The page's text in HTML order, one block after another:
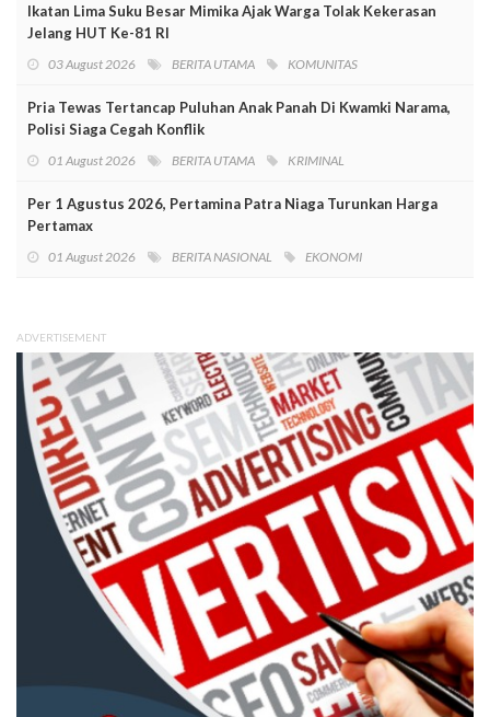
Ikatan Lima Suku Besar Mimika Ajak Warga Tolak Kekerasan
Jelang HUT Ke-81 RI
03 August 2026 BERITA UTAMA KOMUNITAS
Pria Tewas Tertancap Puluhan Anak Panah Di Kwamki Narama,
Polisi Siaga Cegah Konflik
01 August 2026 BERITA UTAMA KRIMINAL
Per 1 Agustus 2026, Pertamina Patra Niaga Turunkan Harga
Pertamax
01 August 2026 BERITA NASIONAL EKONOMI
ADVERTISEMENT